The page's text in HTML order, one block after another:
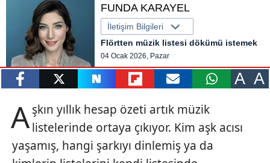
FUNDA KARAYEL
İletişim Bilgileri
Flörtten müzik listesi dökümü istemek
04 Ocak 2026, Pazar
A A
Aşkın yıllık hesap özeti artık müzik
listelerinde ortaya çıkıyor. Kim aşk acısı
yaşamış, hangi şarkıyı dinlemiş ya da